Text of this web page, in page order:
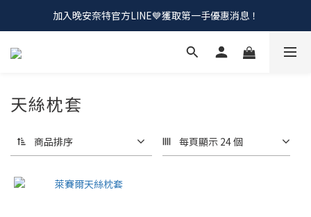
會員招募中💰加入會員！領取註冊購物金
加入晚安奈特官方LINE💙獲取第一手優惠消息！
會員招募中💰加入會員！領取註冊購物金
天絲枕套
商品排序 每頁顯示 24 個